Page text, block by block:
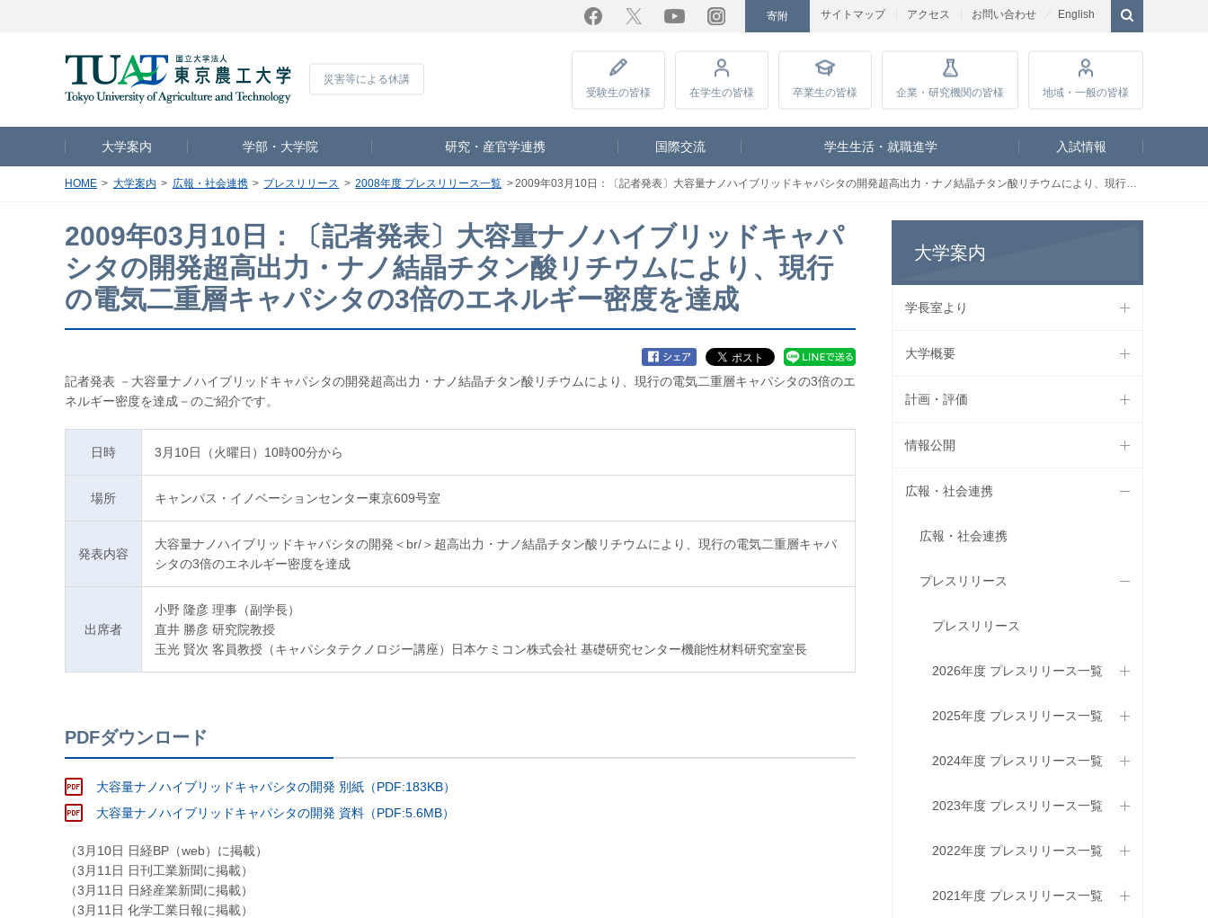
サイトマップ アクセス お問い合わせ
寄附 English
Facebook Twitter YouTube Instagram
災害等による休講
受験生の皆様 在学生の皆様 卒業生の皆様 企業・研究機関の皆様 地域・一般の皆様
大学案内 学部・大学院 研究・産官学連携 国際交流 学生生活・就職進学 入試情報
HOME 大学案内 広報・社会連携 プレスリリース 2008年度 プレスリリース一覧 2009年03月10日：〔記者発表〕大容量ナノハイブリッドキャパシタの開発超高出力・ナノ結晶チタン酸リチウムにより、現行の電気二重層キャパシタの3倍のエネルギー密度を達成
2009年03月10日：〔記者発表〕大容量ナノハイブリッドキャパ
シタの開発超高出力・ナノ結晶チタン酸リチウムにより、現行
の電気二重層キャパシタの3倍のエネルギー密度を達成
記者発表 －大容量ナノハイブリッドキャパシタの開発超高出力・ナノ結晶チタン酸リチウムにより、現行の電気二重層キャパシタの3倍のエ
ネルギー密度を達成－のご紹介です。
日時 3月10日（火曜日）10時00分から
場所 キャンパス・イノベーションセンター東京609号室
発表内容
大容量ナノハイブリッドキャパシタの開発＜br/＞超高出力・ナノ結晶チタン酸リチウムにより、現行の電気二重層キャパ
シタの3倍のエネルギー密度を達成
出席者
小野 隆彦 理事（副学長）
直井 勝彦 研究院教授
玉光 賢次 客員教授（キャパシタテクノロジー講座）日本ケミコン株式会社 基礎研究センター機能性材料研究室室長
PDFダウンロード
大容量ナノハイブリッドキャパシタの開発 別紙（PDF:183KB）
大容量ナノハイブリッドキャパシタの開発 資料（PDF:5.6MB）
（3月10日 日経BP（web）に掲載）
（3月11日 日刊工業新聞に掲載）
（3月11日 日経産業新聞に掲載）
（3月11日 化学工業日報に掲載）
大学案内
学長室より
大学概要
計画・評価
情報公開
広報・社会連携
広報・社会連携
プレスリリース
プレスリリース
2026年度 プレスリリース一覧
2025年度 プレスリリース一覧
2024年度 プレスリリース一覧
2023年度 プレスリリース一覧
2022年度 プレスリリース一覧
2021年度 プレスリリース一覧